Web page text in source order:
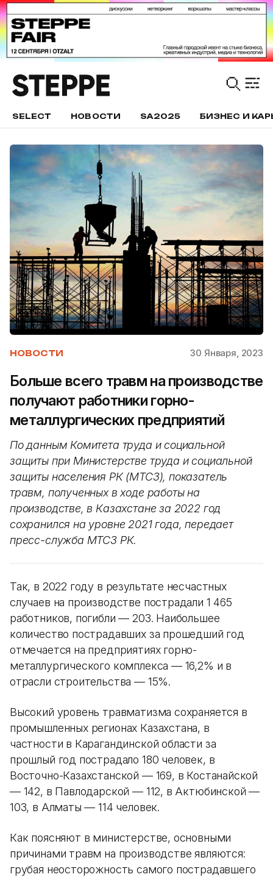
SELECT НОВОСТИ SA2025 БИЗНЕС И
НОВОСТИ 30 Января, 2023
Больше всего травм на производстве
получают работники горно-
металлургических предприятий
По данным Комитета труда и социальной
защиты при Министерстве труда и социальной
защиты населения РК (МТСЗ), показатель
травм, полученных в ходе работы на
производстве, в Казахстане за 2022 год
сохранился на уровне 2021 года, передает
пресс-служба МТСЗ РК.
Так, в 2022 году в результате несчастных
случаев на производстве пострадали 1 465
работников, погибли — 203. Наибольшее
количество пострадавших за прошедший год
отмечается на предприятиях горно-
металлургического комплекса — 16,2% и в
отрасли строительства — 15%.
Высокий уровень травматизма сохраняется в
промышленных регионах Казахстана, в
частности в Карагандинской области за
прошлый год пострадало 180 человек, в
Восточно-Казахстанской — 169, в Костанайской
— 142, в Павлодарской — 112, в Актюбинской —
103, в Алматы — 114 человек.
Как поясняют в министерстве, основными
причинами травм на производстве являются:
грубая неосторожность самого пострадавшего